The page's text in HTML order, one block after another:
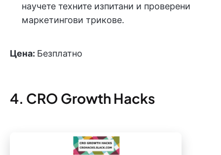
научете техните изпитани и проверени
маркетингови трикове.
Цена: Безплатно
4. CRO Growth Hacks